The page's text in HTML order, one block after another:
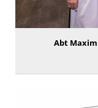
Abt